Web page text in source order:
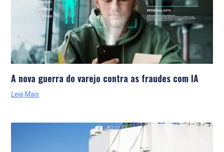
A nova guerra do varejo contra as fraudes com IA
Leia Mais